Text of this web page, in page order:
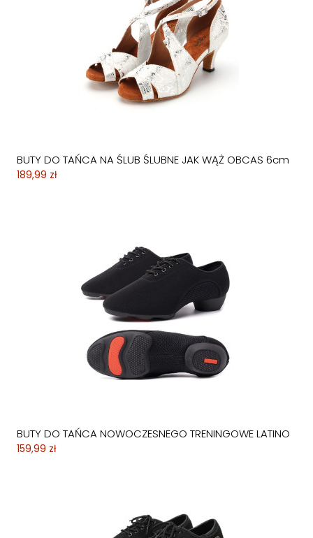
BUTY DO TAŃCA NA ŚLUB ŚLUBNE JAK WĄŻ OBCAS 6cm
189,99 zł
BUTY DO TAŃCA NOWOCZESNEGO TRENINGOWE LATINO
159,99 zł